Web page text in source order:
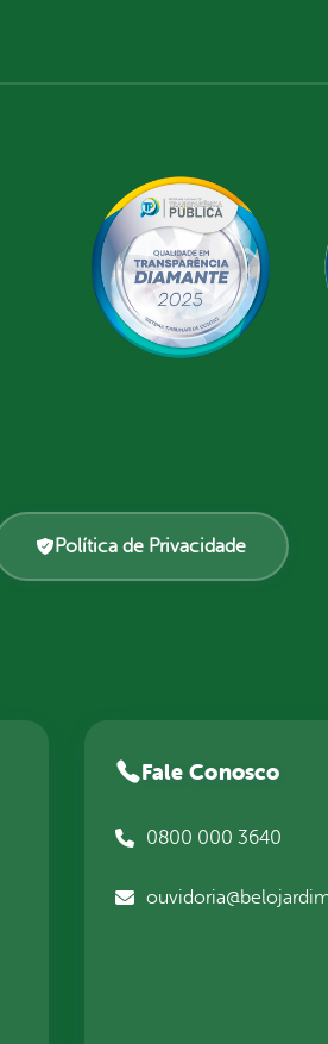
Política de Privacidade
Fale Conosco
0800 000 3640